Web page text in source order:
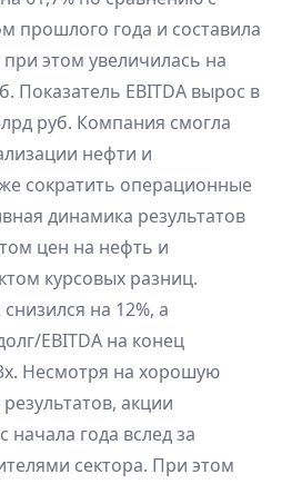
прошлого года и составила
этом увеличилась на
Показатель EBITDA вырос в
руб. Компания смогла
нефти и
сократить операционные
динамика результатов
цен на нефть и
курсовых разниц.
на 12%, а
EBITDA на конец
Несмотря на хорошую
акции
года вслед за
сектора. При этом